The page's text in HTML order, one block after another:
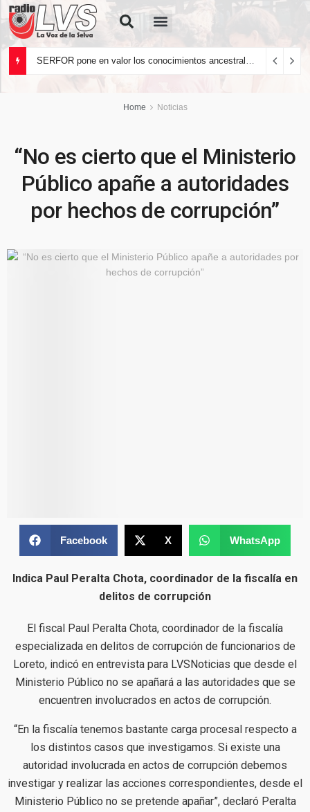
Home Noticias
“No es cierto que el Ministerio
Público apañe a autoridades
por hechos de corrupción”
Facebook X WhatsApp
Indica Paul Peralta Chota, coordinador de la fiscalía en
delitos de corrupción
El fiscal Paul Peralta Chota, coordinador de la fiscalía
especializada en delitos de corrupción de funcionarios de
Loreto, indicó en entrevista para LVSNoticias que desde el
Ministerio Público no se apañará a las autoridades que se
encuentren involucrados en actos de corrupción.
“En la fiscalía tenemos bastante carga procesal respecto a
los distintos casos que investigamos. Si existe una
autoridad involucrada en actos de corrupción debemos
investigar y realizar las acciones correspondientes, desde el
Ministerio Público no se pretende apañar”, declaró Peralta